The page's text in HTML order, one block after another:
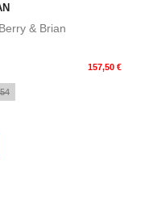
& Brian
157,50 €
54